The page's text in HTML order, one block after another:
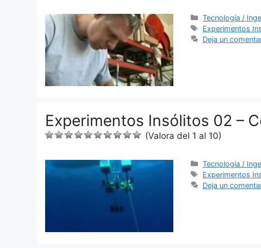
Categorías
Tecnología /
Etiquetas
Experimentos
Deja un
Experimentos Insólitos 02 –
(Valora del 1 al 10)
Categorías
Tecnología /
Etiquetas
Experimentos
Deja un